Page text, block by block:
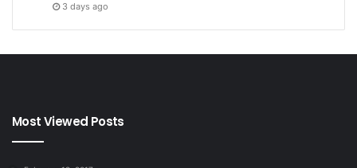
Kompetensi Penyusunan
dan Analisa Laporan
3 days ago
Most Viewed Posts